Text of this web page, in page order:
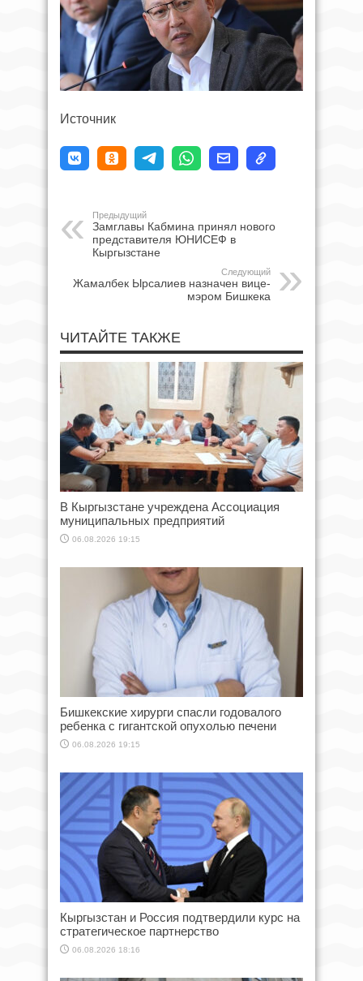
Источник
Предыдущий
Замглавы Кабмина принял нового
представителя ЮНИСЕФ в
Кыргызстане
Следующий
Жамалбек Ырсалиев назначен вице-
мэром Бишкека
ЧИТАЙТЕ ТАКЖЕ
В Кыргызстане учреждена Ассоциация
муниципальных предприятий
06.08.2026 19:15
Бишкекские хирурги спасли годовалого
ребенка с гигантской опухолью печени
06.08.2026 19:15
Кыргызстан и Россия подтвердили курс на
стратегическое партнерство
06.08.2026 18:16